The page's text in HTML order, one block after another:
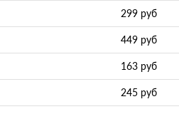
299 руб
449 руб
163 руб
245 руб